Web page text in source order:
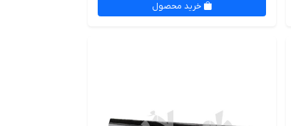
خرید محصول